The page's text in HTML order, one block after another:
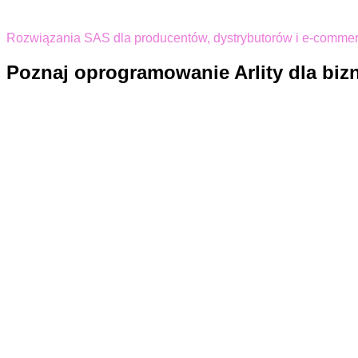
Rozwiązania SAS dla producentów, dystrybutorów i e-
Poznaj oprogramowanie Arlity dla